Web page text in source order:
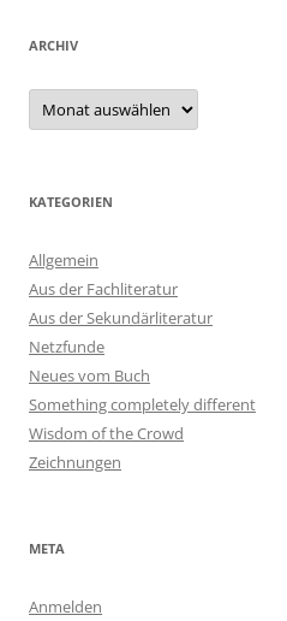
ARCHIV
Archiv
KATEGORIEN
Allgemein
Aus der Fachliteratur
Aus der Sekundärliteratur
Netzfunde
Neues vom Buch
Something completely different
Wisdom of the Crowd
Zeichnungen
META
Anmelden